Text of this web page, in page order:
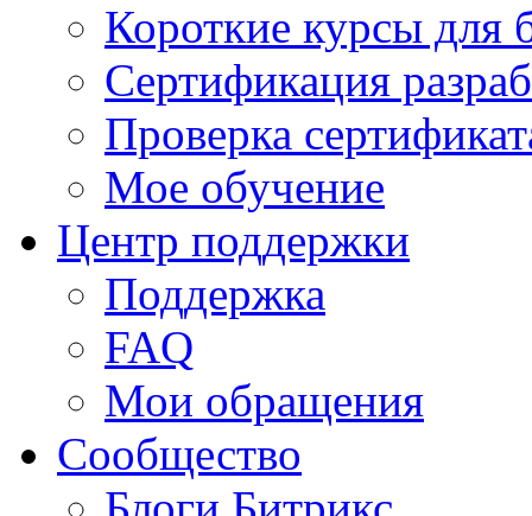
Короткие курсы для
Сертификация
Проверка
Мое обучение
Центр поддержки
Поддержка
FAQ
Мои обращения
Сообщество